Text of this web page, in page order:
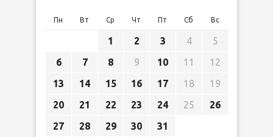
Пн Вт Ср Чт Пт Сб Вс
1 2 3 4
5
6
7 8 9 10 11
12
13
14 15 16 17 18
19
20
21 22 23 24 25
26
27
28 29 30 31